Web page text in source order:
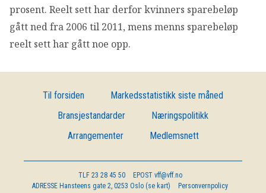
prosent. Reelt sett har derfor kvinners sparebeløp
gått ned fra 2006 til 2011, mens menns sparebeløp
reelt sett har gått noe opp.
Til forsiden
Markedsstatistikk siste måned
Bransjestandarder
Næringspolitikk
Arrangementer
Medlemsnett
TLF 23 28 45 50 EPOST vff@vff.no
ADRESSE Hansteens gate 2, 0253 Oslo (se kart)
Personvernpolicy